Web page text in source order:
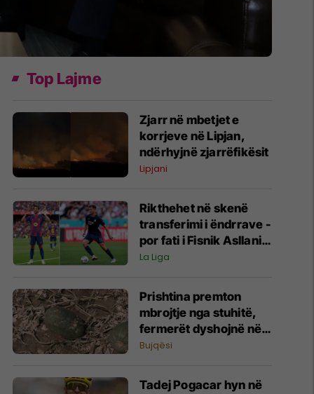
Top Lajme
Zjarr në mbetjet e
korrjeve në Lipjan,
ndërhyjnë zjarrëfikësit
Lipjani
Rikthehet në skenë
transferimi i ëndrrave -
por fati i Fisnik Asllanit
vazhdon të varet nga
La Liga
Prishtina premton
mbrojtje nga stuhitë,
fermerët dyshojnë në
mbrojtjen nga breshëri
Bujqësi
Tadej Pogacar hyn në